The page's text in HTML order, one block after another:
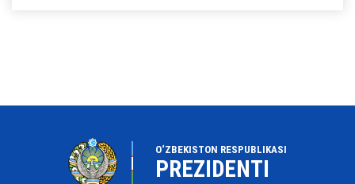
O‘ZBEKISTON RESPUBLIKASI
PREZIDENTI